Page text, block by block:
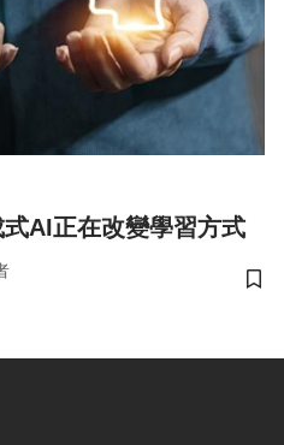
AI正在改變學習方式
儲